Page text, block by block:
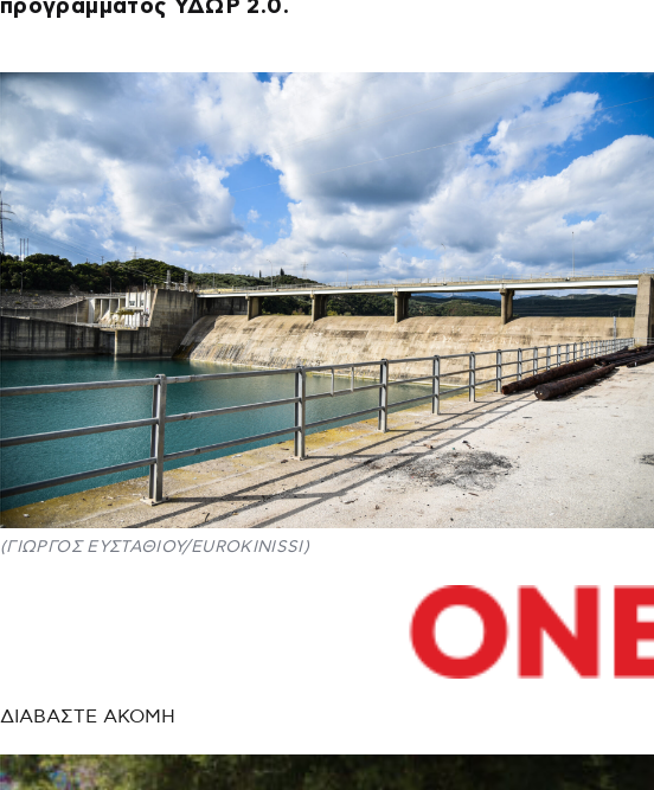
προγράμματος ΥΔΩΡ 2.0.
(ΓΙΩΡΓΟΣ ΕΥΣΤΑΘΙΟΥ/EUROKINISSI)
ΔΙΑΒΑΣΤΕ ΑΚΟΜΗ